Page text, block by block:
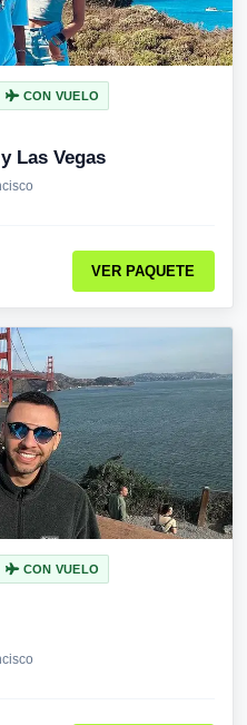
CON VUELO
Las Vegas
VER PAQUETE
CON VUELO